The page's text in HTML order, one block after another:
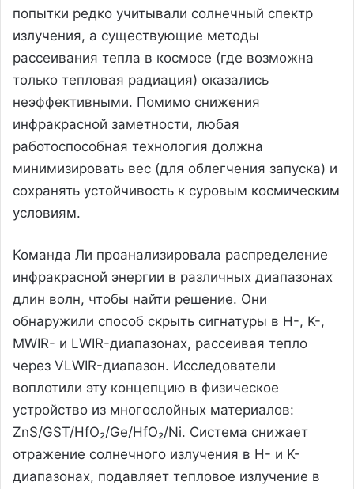
попытки редко учитывали солнечный спектр
излучения, а существующие методы
рассеивания тепла в космосе (где возможна
только тепловая радиация) оказались
неэффективными. Помимо снижения
инфракрасной заметности, любая
работоспособная технология должна
минимизировать вес (для облегчения запуска) и
сохранять устойчивость к суровым космическим
условиям.
Команда Ли проанализировала распределение
инфракрасной энергии в различных диапазонах
длин волн, чтобы найти решение. Они
обнаружили способ скрыть сигнатуры в H-, K-,
MWIR- и LWIR-диапазонах, рассеивая тепло
через VLWIR-диапазон. Исследователи
воплотили эту концепцию в физическое
устройство из многослойных материалов:
ZnS/GST/HfO₂/Ge/HfO₂/Ni. Система снижает
отражение солнечного излучения в H- и K-
диапазонах, подавляет тепловое излучение в